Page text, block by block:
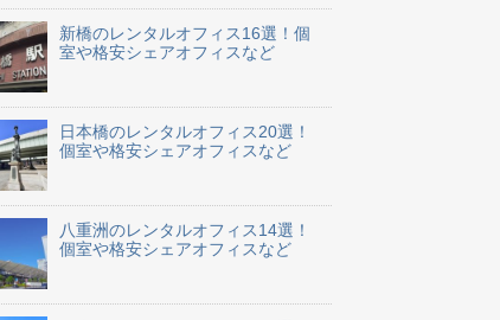
新橋のレンタルオフィス16選！個
室や格安シェアオフィスなど
日本橋のレンタルオフィス20選！
個室や格安シェアオフィスなど
八重洲のレンタルオフィス14選！
個室や格安シェアオフィスなど